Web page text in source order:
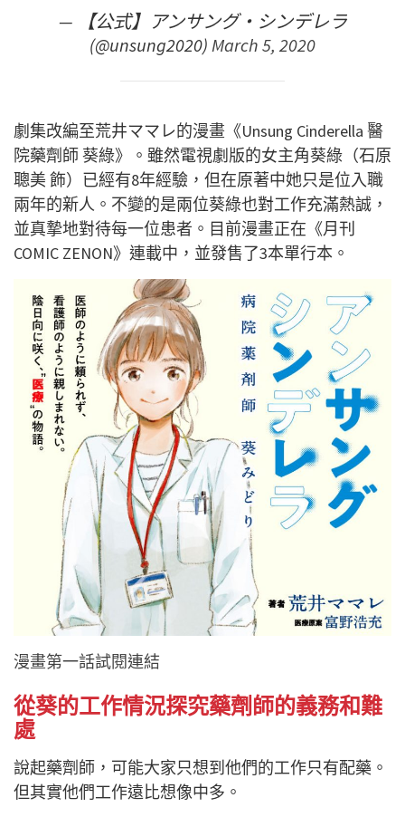
— 【公式】アンサング・シンデレラ
(@unsung2020)March 5, 2020
劇集改編至荒井ママレ的漫畫《Unsung Cinderella 醫
院藥劑師 葵綠》。雖然電視劇版的女主角葵綠（石原
聰美 飾）已經有8年經驗，但在原著中她只是位入職
兩年的新人。不變的是兩位葵綠也對工作充滿熱誠，
並真摯地對待每一位患者。目前漫畫正在《月刊
COMIC ZENON》連載中，並發售了3本單行本。
漫畫第一話試閱連結
從葵的工作情況探究藥劑師的義務和難
處
說起藥劑師，可能大家只想到他們的工作只有配藥。
但其實他們工作遠比想像中多。